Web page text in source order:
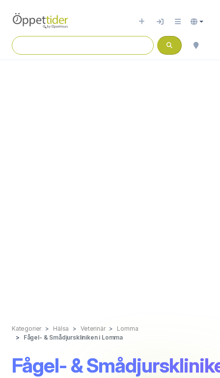
Kategorier Hälsa Veterinär
Lomma
Fågel- & Smådjurskliniken i Lomma
Fågel- &